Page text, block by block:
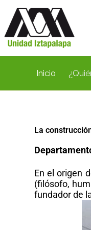
Inicio
La
En el origen
(filósofo,
fundador de